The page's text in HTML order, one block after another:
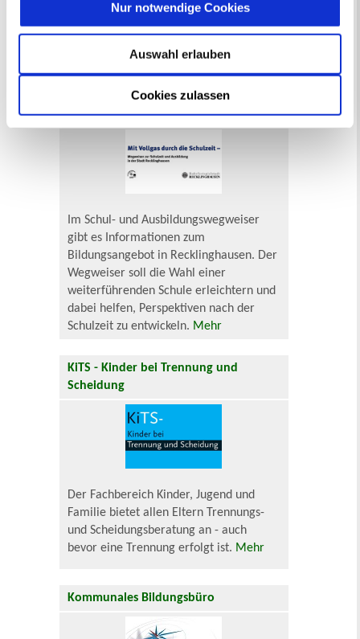
Cookies zulassen
Auswahl erlauben
Nur notwendige Cookies
kleinen Kindern - von der Geburt bis
zum Schuleintritt. Ab sofort gibt es das
Bundesinitiative Frühe Hilfen.Mehr
Schul- und Ausbildungswegweiser
Im Schul- und Ausbildungswegweiser
gibt es Informationen zum
Bildungsangebot in Recklinghausen. Der
Wegweiser soll die Wahl einer
weiterführenden Schule erleichtern und
dabei helfen, Perspektiven nach der
Schulzeit zu entwickeln. Mehr
KiTS - Kinder bei Trennung und
Scheidung
Der Fachbereich Kinder, Jugend und
Familie bietet allen Eltern Trennungs-
und Scheidungsberatung an - auch
bevor eine Trennung erfolgt ist. Mehr
Kommunales Bildungsbüro